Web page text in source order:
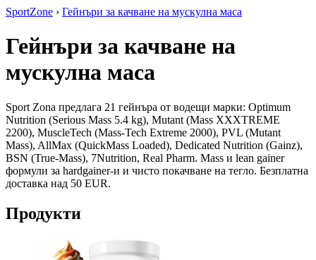
SportZone › Гейнъри за качване на мускулна маса
Гейнъри за качване на
мускулна маса
Sport Zona предлага 21 гейнъра от водещи марки: Optimum
Nutrition (Serious Mass 5.4 kg), Mutant (Mass XXXTREME
2200), MuscleTech (Mass-Tech Extreme 2000), PVL (Mutant
Mass), AllMax (QuickMass Loaded), Dedicated Nutrition (Gainz),
BSN (True-Mass), 7Nutrition, Real Pharm. Mass и lean gainer
формули за hardgainer-и и чисто покачване на тегло. Безплатна
доставка над 50 EUR.
Продукти